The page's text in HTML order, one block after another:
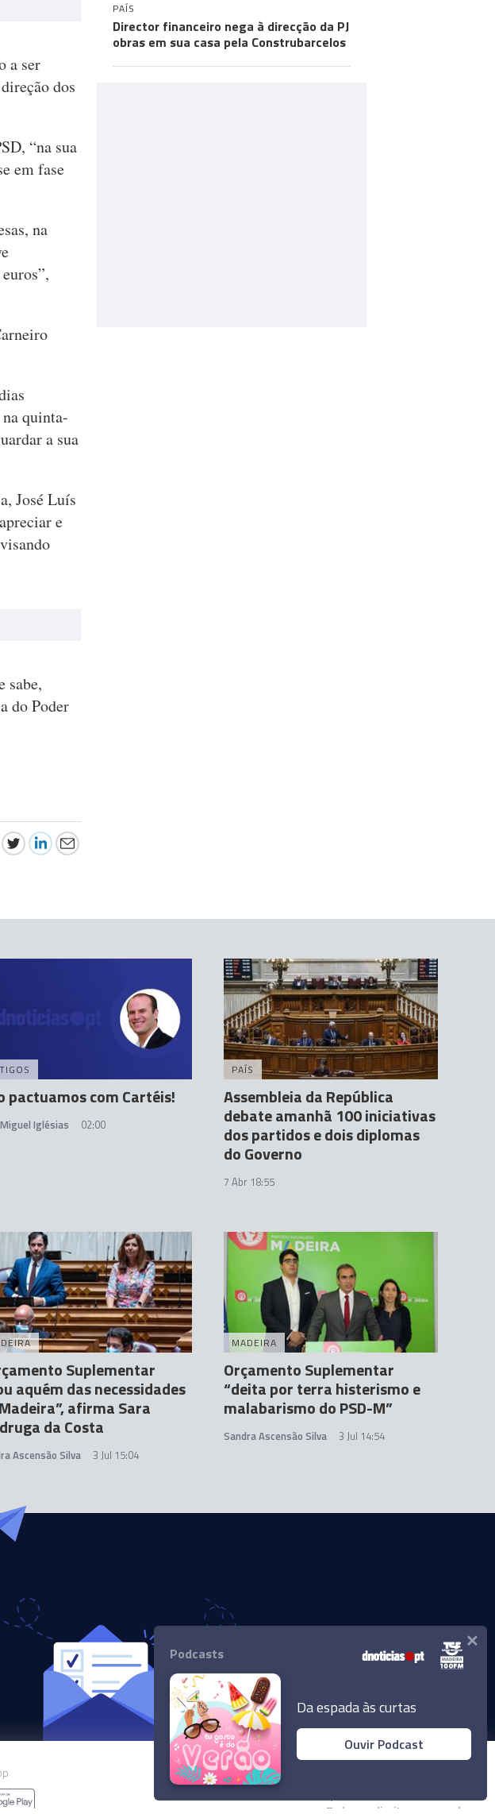
a ser
dos
“na sua
em fase
na
quinta-
a sua
José Luís
e
sabe,
do Poder
PAÍS
Director financeiro nega à direcção da PJ
obras em sua casa pela Construbarcelos
pactuamos com Cartéis!
Iglésias 02:00
PAÍS
Assembleia da República
debate amanhã 100 iniciativas
dos partidos e dois diplomas
do Governo
7 Abr 18:55
Suplementar
aquém das necessidades
afirma Sara
da Costa
Ascensão Silva 3 Jul 15:04
MADEIRA
Orçamento Suplementar
“deita por terra histerismo e
malabarismo do PSD-M”
Sandra Ascensão Silva 3 Jul 14:54
Todos os direitos reservados.
Podcasts
Da espada às curtas
Ouvir Podcast
×